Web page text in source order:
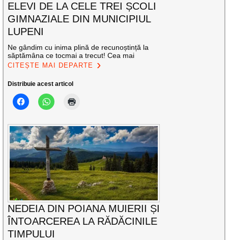
ELEVI DE LA CELE TREI ȘCOLI
GIMNAZIALE DIN MUNICIPIUL
LUPENI
Ne gândim cu inima plină de recunoștință la
săptămâna ce tocmai a trecut! Cea mai
CITEȘTE MAI DEPARTE
Distribuie acest articol
NEDEIA DIN POIANA MUIERII ȘI
ÎNTOARCEREA LA RĂDĂCINILE
TIMPULUI